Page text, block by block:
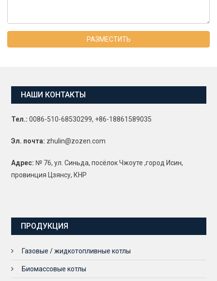
РАЗМЕСТИТЬ
НАШИ КОНТАКТЫ
Тел.: 0086-510-68530299, +86-18861589035
Эл. почта: zhulin@zozen.com
Адрес: № 76, ул. Синьда, посёлок Чжоуте ,город Исин,
провинция Цзянсу, КНР
ПРОДУКЦИЯ
Газовые / жидкотопливные котлы
Биомассовые котлы